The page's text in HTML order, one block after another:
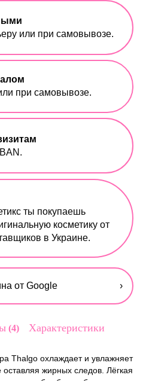
или при самовывозе.
при самовывозе.
ты покупаешь
косметику от
в Украине.
от Google ›
4 Характеристики
Thalgo охлаждает и увлажняет
жирных следов. Лёгкая